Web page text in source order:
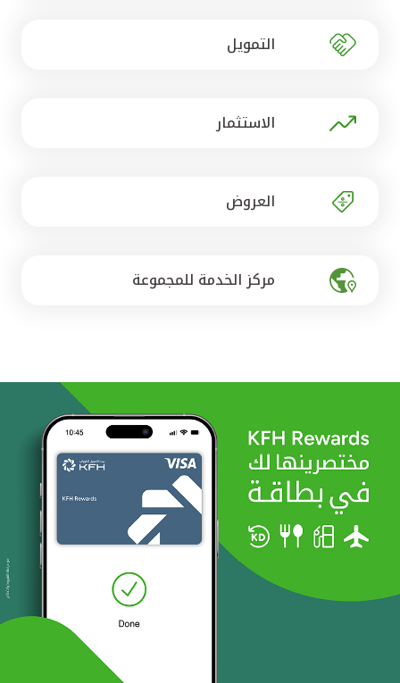
مصر
التمويل
الاستثمار
العروض
مركز الخدمة للمجموعة